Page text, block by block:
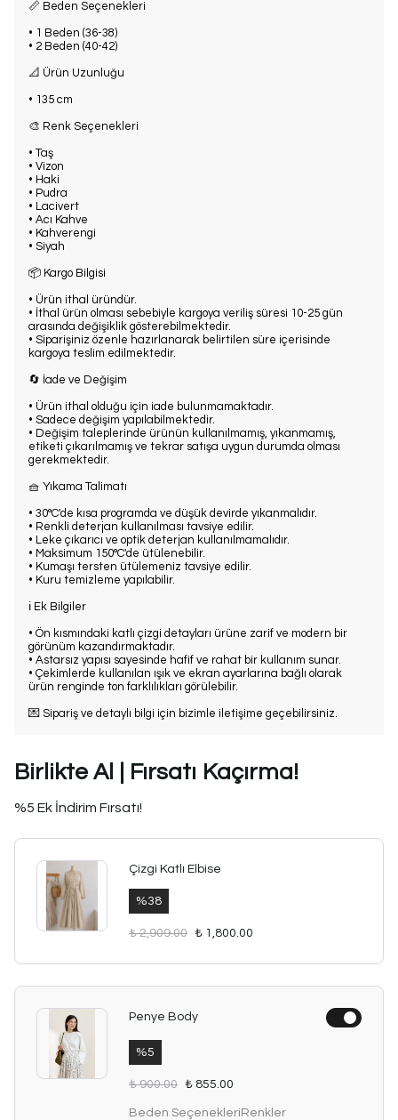
📏 Beden Seçenekleri
• 1 Beden (36-38)
• 2 Beden (40-42)
📐 Ürün Uzunluğu
• 135 cm
🎨 Renk Seçenekleri
• Taş
• Vizon
• Haki
• Pudra
• Lacivert
• Acı Kahve
• Kahverengi
• Siyah
📦 Kargo Bilgisi
• Ürün ithal üründür.
• İthal ürün olması sebebiyle kargoya veriliş süresi 10-25 gün
arasında değişiklik gösterebilmektedir.
• Siparişiniz özenle hazırlanarak belirtilen süre içerisinde
kargoya teslim edilmektedir.
🔄 İade ve Değişim
• Ürün ithal olduğu için iade bulunmamaktadır.
• Sadece değişim yapılabilmektedir.
• Değişim taleplerinde ürünün kullanılmamış, yıkanmamış,
etiketi çıkarılmamış ve tekrar satışa uygun durumda olması
gerekmektedir.
🧺 Yıkama Talimatı
• 30°C'de kısa programda ve düşük devirde yıkanmalıdır.
• Renkli deterjan kullanılması tavsiye edilir.
• Leke çıkarıcı ve optik deterjan kullanılmamalıdır.
• Maksimum 150°C'de ütülenebilir.
• Kumaşı tersten ütülemeniz tavsiye edilir.
• Kuru temizleme yapılabilir.
ℹ️ Ek Bilgiler
• Ön kısmındaki katlı çizgi detayları ürüne zarif ve modern bir
görünüm kazandırmaktadır.
• Astarsız yapısı sayesinde hafif ve rahat bir kullanım sunar.
• Çekimlerde kullanılan ışık ve ekran ayarlarına bağlı olarak
ürün renginde ton farklılıkları görülebilir.
💌 Sipariş ve detaylı bilgi için bizimle iletişime geçebilirsiniz.
Birlikte Al | Fırsatı Kaçırma!
%5 Ek İndirim Fırsatı!
Çizgi Katlı Elbise
%38
₺ 2,909.00 ₺ 1,800.00
Penye Body
%5
₺ 900.00 ₺ 855.00
Beden SeçenekleriRenkler